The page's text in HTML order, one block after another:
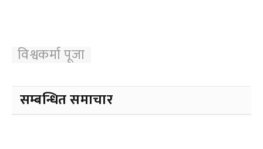
विश्वकर्मा पूजा
सम्बन्धित समाचार